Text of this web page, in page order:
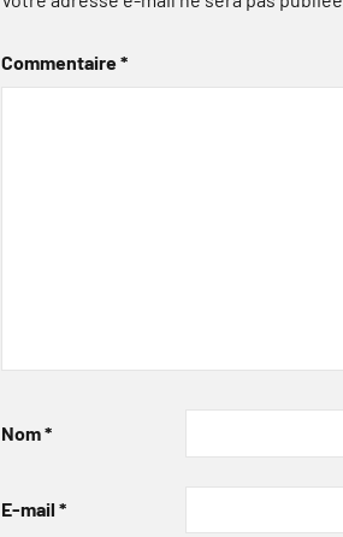
Commentaire*
Nom*
E-mail *